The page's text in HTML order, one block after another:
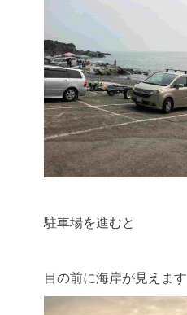
駐車場を進むと
目の前に海岸が見えます